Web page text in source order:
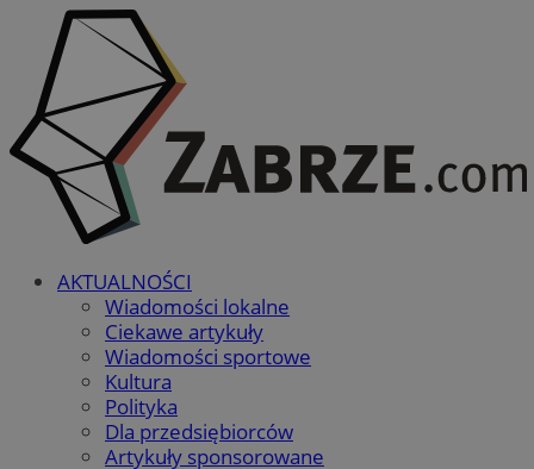
AKTUALNOŚCI
Wiadomości lokalne
Ciekawe artykuły
Wiadomości sportowe
Kultura
Polityka
Dla przedsiębiorców
Artykuły sponsorowane